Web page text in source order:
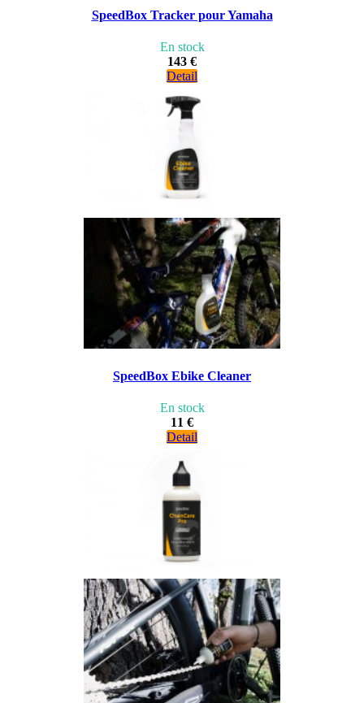
SpeedBox Tracker pour Yamaha
En stock
143 €
Detail
SpeedBox Ebike Cleaner
En stock
11 €
Detail